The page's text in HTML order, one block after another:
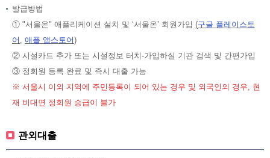
발급방법
① "서울온" 애플리케이션 설치 및 ‘서울온’ 회원가입 (구글 플레이스토
어 , 애플 앱스토어)
② 시설카드 추가 또는 시설정보 터치-가입하실 기관 검색 및 간편가입
③ 정회원 등록 완료 및 즉시 대출 가능
※ 서울시 이외 지역에 주민등록이 되어 있는 경우 및 외국인의 경우, 현
재 비대면 정회원 승급이 불가
관외대출